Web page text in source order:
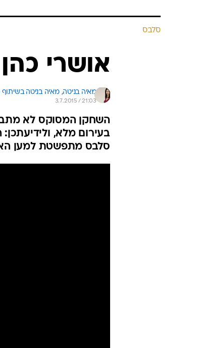
סלבס
אושרי
מאיה בניטה, מאיה בניטה
3.7.2015 / 21:03
השחקן המסוקס לא
בעירום מלא,
סלבס מתפשטת למען